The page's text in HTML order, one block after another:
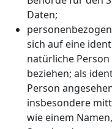
Daten;
sich auf eine
natürliche Person
beziehen; als
Person
insbesondere
wie einem